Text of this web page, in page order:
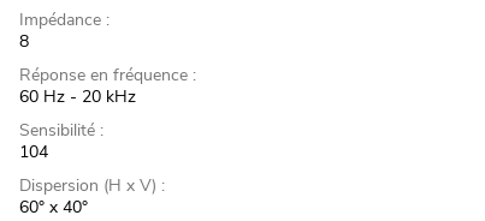
Impédance :
8
Réponse en fréquence :
60 Hz - 20 kHz
Sensibilité :
104
Dispersion (H x V) :
60° x 40°